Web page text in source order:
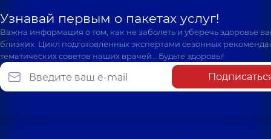
Узнавай первым о пакетах услуг!
Важна информация о том, как не заболеть и уберечь здоровье
близких. Цикл подготовленных экспертами сезонных
тематических советов наших врачей… Будьте здоровы!